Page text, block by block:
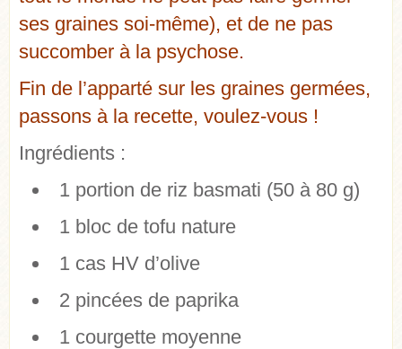
ses graines soi-même), et de ne pas
succomber à la psychose.
Fin de l’apparté sur les graines germées,
passons à la recette, voulez-vous !
Ingrédients :
1 portion de riz basmati (50 à 80 g)
1 bloc de tofu nature
1 cas HV d’olive
2 pincées de paprika
1 courgette moyenne